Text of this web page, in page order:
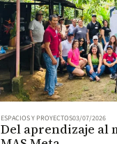
ESPACIOS Y PROYECTOS03/07/2026
Del aprendizaje al